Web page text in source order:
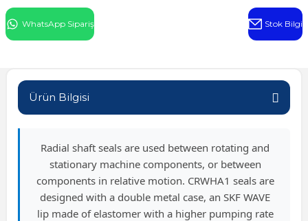
Rulman
WhatsApp Sipariş Stok Bilgi
Ürün Bilgisi
Radial shaft seals are used between rotating and
stationary machine components, or between
components in relative motion. CRWHA1 seals are
designed with a double metal case, an SKF WAVE
lip made of elastomer with a higher pumping rate